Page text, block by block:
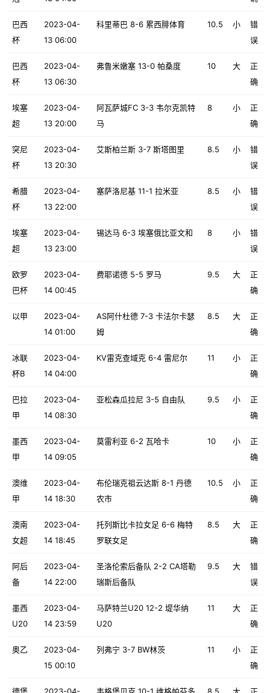
巴西
杯
2023-04-
13 06:00
科里蒂巴 8-6 累西腓体育 10.5 小
错
误
巴西
杯
2023-04-
13 06:30
弗鲁米嫩塞 13-0 帕桑度 10 大
正
确
埃塞
超
2023-04-
13 20:00
阿瓦萨城FC 3-3 韦尔克凯特
马
8 小
正
确
突尼
杯
2023-04-
13 20:30
艾斯柏兰斯 3-7 斯塔图里 8.5 小
错
误
希腊
杯
2023-04-
13 22:00
塞萨洛尼基 11-1 拉米亚 8.5 小
错
误
埃塞
超
2023-04-
13 23:00
锡达马 6-3 埃塞俄比亚文和 8 小
错
误
欧罗
巴杯
2023-04-
14 00:45
费耶诺德 5-5 罗马 9.5 大
正
确
以甲
2023-04-
14 01:00
AS阿什杜德 7-3 卡法尔卡瑟
姆
8.5 大
正
确
冰联
杯B
2023-04-
14 04:00
KV雷克查域克 6-4 雷尼尔 11 小
正
确
巴拉
甲
2023-04-
14 08:30
亚松森瓜拉尼 3-5 自由队 9.5 小
正
确
墨西
甲
2023-04-
14 09:05
莫雷利亚 6-2 瓦哈卡 10 小
正
确
澳维
甲
2023-04-
14 18:30
布伦瑞克祖云达斯 8-1 丹德
农市
10.5 小
正
确
澳南
女超
2023-04-
14 18:45
托列斯比卡拉女足 6-6 梅特
罗联女足
8.5 大
正
确
阿后
备
2023-04-
14 22:00
圣洛伦索后备队 2-2 CA塔勒
瑞斯后备队
9.5 大
错
误
墨西
U20
2023-04-
14 23:59
马萨特兰U20 12-2 堤华纳
U20
11 大
正
确
奥乙
2023-04-
15 00:10
列弗宁 3-7 BW林茨 11 小
正
确